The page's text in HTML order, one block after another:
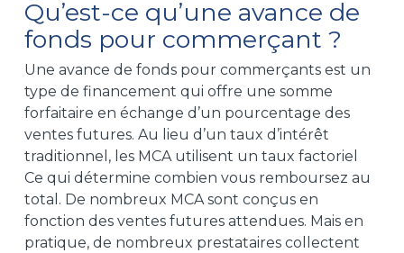
Qu’est-ce qu’une avance de
fonds pour commerçant ?
Une avance de fonds pour commerçants est un
type de financement qui offre une somme
forfaitaire en échange d’un pourcentage des
ventes futures. Au lieu d’un taux d’intérêt
traditionnel, les MCA utilisent un taux factoriel
Ce qui détermine combien vous remboursez au
total. De nombreux MCA sont conçus en
fonction des ventes futures attendues. Mais en
pratique, de nombreux prestataires collectent